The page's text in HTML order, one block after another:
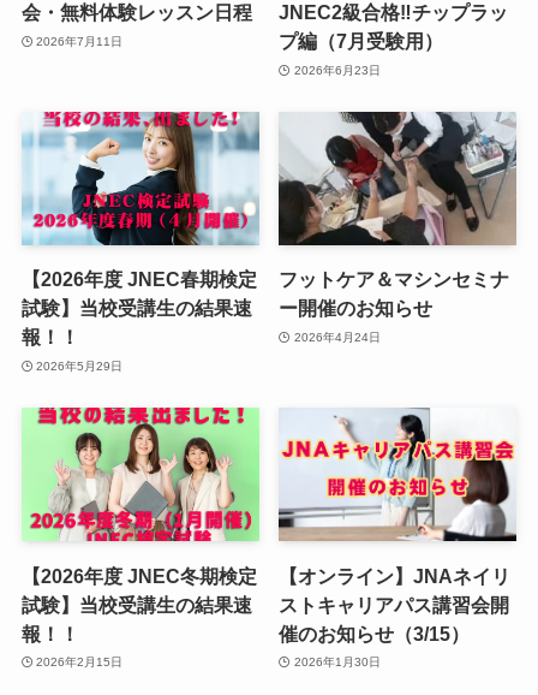
会・無料体験レッスン日程
2026年7月11日
JNEC2級合格‼︎チップラッ
プ編（7月受験用）
2026年6月23日
【2026年度 JNEC春期検定
試験】当校受講生の結果速
報！！
2026年5月29日
フットケア＆マシンセミナ
ー開催のお知らせ
2026年4月24日
【2026年度 JNEC冬期検定
試験】当校受講生の結果速
報！！
2026年2月15日
【オンライン】JNAネイリ
ストキャリアパス講習会開
催のお知らせ（3/15）
2026年1月30日